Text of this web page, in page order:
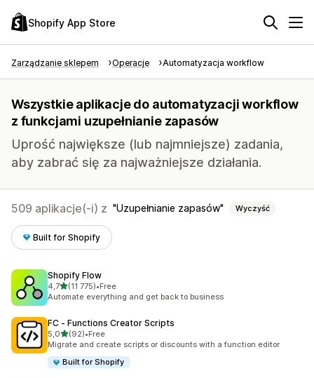
Shopify App Store
Zarządzanie sklepem Operacje Automatyzacja workflow
Wszystkie aplikacje do automatyzacji workflow
z funkcjami uzupełnianie zapasów
Uprość największe (lub najmniejsze) zadania,
aby zabrać się za najważniejsze działania.
509 aplikacje(-i) z Uzupełnianie zapasów Wyczyść
Built for Shopify
Shopify Flow
4,7na 5 gwiazdek
(11 775)
Łączna liczba recenzji: 11775
•Free
Automate everything and get back to business
FC ‑ Functions Creator Scripts
5,0na 5 gwiazdek
(92)
Łączna liczba recenzji: 92
•Free
Migrate and create scripts or discounts with a function editor
Built for Shopify